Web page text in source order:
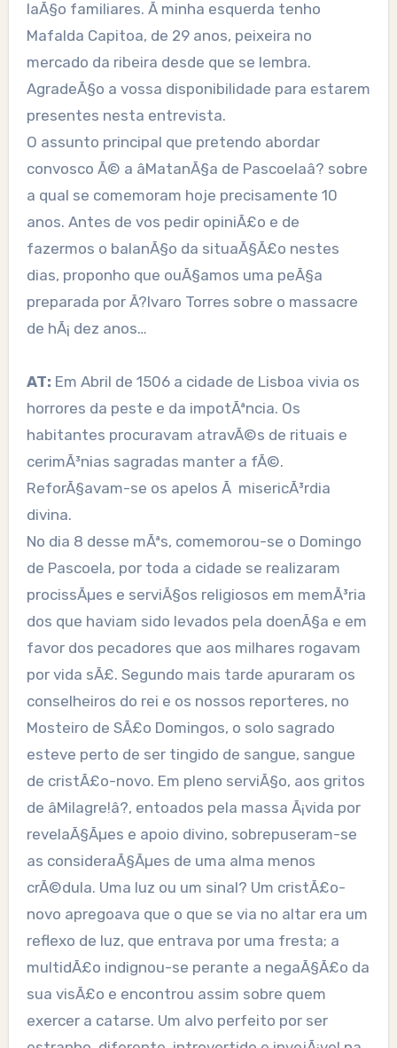
laÃ§o familiares. Ã minha esquerda tenho
Mafalda Capitoa, de 29 anos, peixeira no
mercado da ribeira desde que se lembra.
AgradeÃ§o a vossa disponibilidade para estarem
presentes nesta entrevista.
O assunto principal que pretendo abordar
convosco Ã© a âMatanÃ§a de Pascoelaâ? sobre
a qual se comemoram hoje precisamente 10
anos. Antes de vos pedir opiniÃ£o e de
fazermos o balanÃ§o da situaÃ§Ã£o nestes
dias, proponho que ouÃ§amos uma peÃ§a
preparada por Ã?lvaro Torres sobre o massacre
de hÃ¡ dez anos…
AT: Em Abril de 1506 a cidade de Lisboa vivia os
horrores da peste e da impotÃªncia. Os
habitantes procuravam atravÃ©s de rituais e
cerimÃ³nias sagradas manter a fÃ©.
ReforÃ§avam-se os apelos Ã misericÃ³rdia
divina.
No dia 8 desse mÃªs, comemorou-se o Domingo
de Pascoela, por toda a cidade se realizaram
procissÃµes e serviÃ§os religiosos em memÃ³ria
dos que haviam sido levados pela doenÃ§a e em
favor dos pecadores que aos milhares rogavam
por vida sÃ£. Segundo mais tarde apuraram os
conselheiros do rei e os nossos reporteres, no
Mosteiro de SÃ£o Domingos, o solo sagrado
esteve perto de ser tingido de sangue, sangue
de cristÃ£o-novo. Em pleno serviÃ§o, aos gritos
de âMilagre!â?, entoados pela massa Ã¡vida por
revelaÃ§Ãµes e apoio divino, sobrepuseram-se
as consideraÃ§Ãµes de uma alma menos
crÃ©dula. Uma luz ou um sinal? Um cristÃ£o-
novo apregoava que o que se via no altar era um
reflexo de luz, que entrava por uma fresta; a
multidÃ£o indignou-se perante a negaÃ§Ã£o da
sua visÃ£o e encontrou assim sobre quem
exercer a catarse. Um alvo perfeito por ser